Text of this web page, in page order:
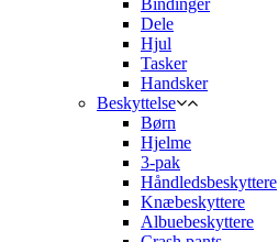
Bindinger
Dele
Hjul
Tasker
Handsker
Beskyttelse
Børn
Hjelme
3-pak
Håndledsbeskyttere
Knæbeskyttere
Albuebeskyttere